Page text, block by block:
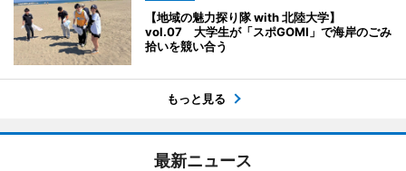
【地域の魅力探り隊 with 北陸大学】
vol.07 大学生が「スポGOMI」で海岸のごみ
拾いを競い合う
もっと見る
最新ニュース